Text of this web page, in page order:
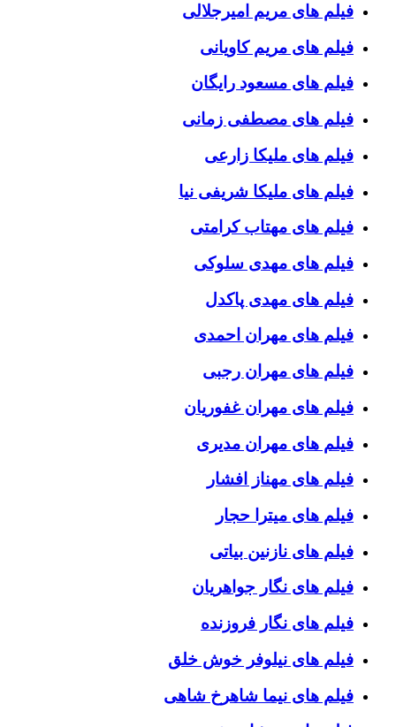
فیلم های مریم امیرجلالی
فیلم های مریم کاویانی
فیلم های مسعود رایگان
فیلم های مصطفی زمانی
فیلم های ملیکا زارعی
فیلم های ملیکا شریفی نیا
فیلم های مهتاب کرامتی
فیلم های مهدی سلوکی
فیلم های مهدی پاکدل
فیلم های مهران احمدی
فیلم های مهران رجبی
فیلم های مهران غفوریان
فیلم های مهران مدیری
فیلم های مهناز افشار
فیلم های میترا حجار
فیلم های نازنین بیاتی
فیلم های نگار جواهریان
فیلم های نگار فروزنده
فیلم های نیلوفر خوش خلق
فیلم های نیما شاهرخ شاهی